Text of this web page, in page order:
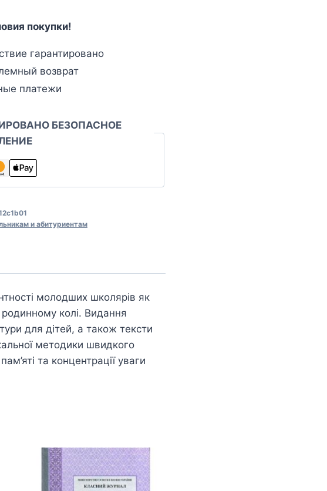
покупки!
гарантировано
возврат
платежи
БЕЗОПАСНОЕ
и абитуриентам
молодших школярів як
родинному колі. Видання
для дітей, а також тексти
методики швидкого
та концентрації уваги